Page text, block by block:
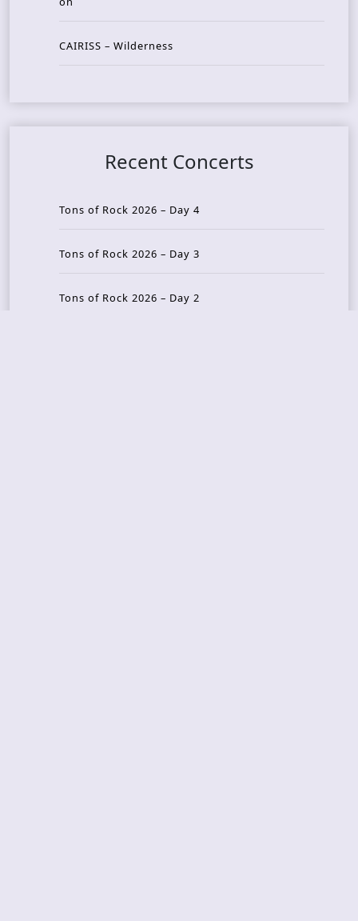
CAIRISS – Wilderness
Recent Concerts
Tons of Rock 2026 – Day 4
Tons of Rock 2026 – Day 3
Tons of Rock 2026 – Day 2